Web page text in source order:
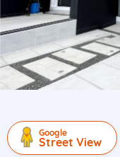
Google
Street View